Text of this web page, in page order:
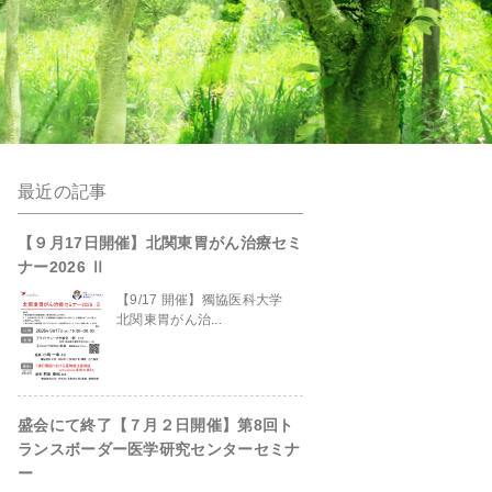
kanto-
header.phpon line
最近の記事
【９月17日開催】北関東胃がん治療セミ
ナー2026 Ⅱ
【9/17 開催】獨協医科大学
北関東胃がん治...
盛会にて終了【７月２日開催】第8回ト
ランスボーダー医学研究センターセミナ
ー